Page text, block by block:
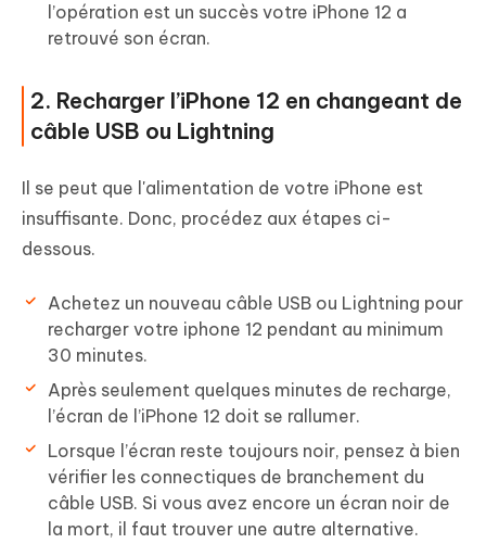
l’opération est un succès votre iPhone 12 a
retrouvé son écran.
2. Recharger l’iPhone 12 en changeant de
câble USB ou Lightning
Il se peut que l'alimentation de votre iPhone est
insuffisante. Donc, procédez aux étapes ci-
dessous.
Achetez un nouveau câble USB ou Lightning pour
recharger votre iphone 12 pendant au minimum
30 minutes.
Après seulement quelques minutes de recharge,
l’écran de l’iPhone 12 doit se rallumer.
Lorsque l’écran reste toujours noir, pensez à bien
vérifier les connectiques de branchement du
câble USB. Si vous avez encore un écran noir de
la mort, il faut trouver une autre alternative.